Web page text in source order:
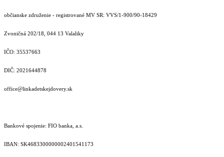
občianske združenie - registrované MV SR: VVS/1-900/90-18429
Zvoničná 202/18, 044 13 Valaliky
IČO: 35537663
DIČ: 2021644878
office@linkadetskejdovery.sk
Bankové spojenie: FIO banka, a.s.
IBAN: SK46833000000­02401541173